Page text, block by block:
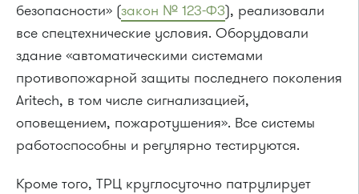
безопасности» (закон № 123-ФЗ), реализовали
все спецтехнические условия. Оборудовали
здание «автоматическими системами
противопожарной защиты последнего поколения
Aritech, в том числе сигнализацией,
оповещением, пожаротушения». Все системы
работоспособны и регулярно тестируются.
Кроме того, ТРЦ круглосуточно патрулирует